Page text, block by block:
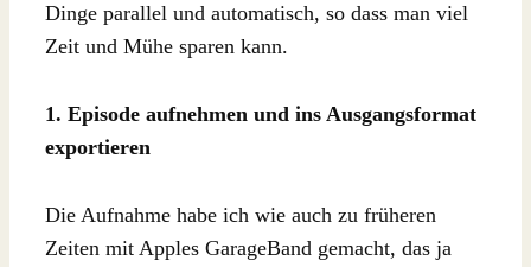
Dinge parallel und automatisch, so dass man viel
Zeit und Mühe sparen kann.
1. Episode aufnehmen und ins Ausgangsformat
exportieren
Die Aufnahme habe ich wie auch zu früheren
Zeiten mit Apples GarageBand gemacht, das ja